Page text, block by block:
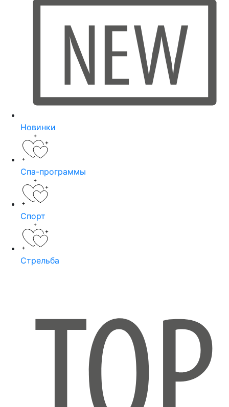
Новинки
Спа-программы
Спорт
Стрельба